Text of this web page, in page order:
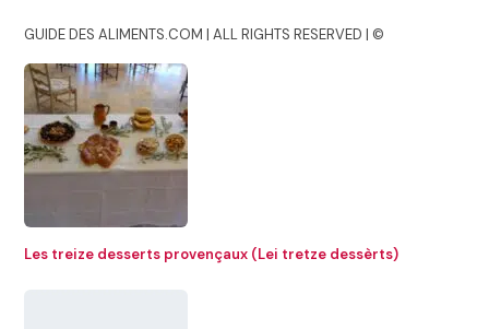
GUIDE DES ALIMENTS.COM | ALL RIGHTS RESERVED | ©
Les treize desserts provençaux (Lei tretze dessèrts)